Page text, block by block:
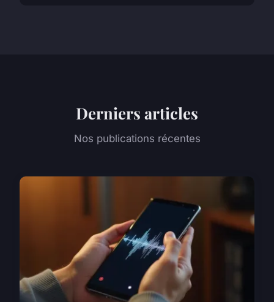
Derniers articles
Nos publications récentes